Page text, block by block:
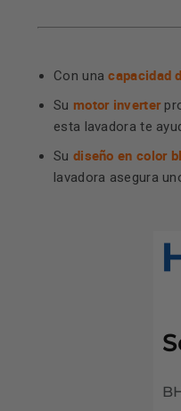
Con unacapacidad
Su motor inverter
esta lavadora te
Su diseño en color
lavadora asegura